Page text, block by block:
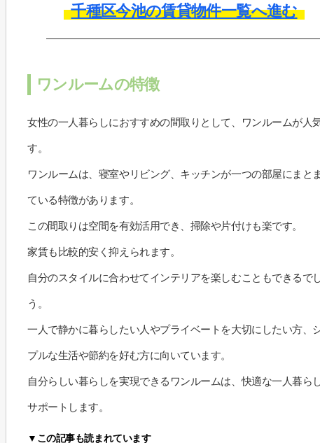
千種区今池の賃貸物件一覧へ進む
ワンルームの特徴
女性の一人暮らしにおすすめの間取りとして、ワンルームが人
す。
ワンルームは、寝室やリビング、キッチンが一つの部屋にまと
ている特徴があります。
この間取りは空間を有効活用でき、掃除や片付けも楽です。
家賃も比較的安く抑えられます。
自分のスタイルに合わせてインテリアを楽しむこともできるで
う。
一人で静かに暮らしたい人やプライベートを大切にしたい方、
プルな生活や節約を好む方に向いています。
自分らしい暮らしを実現できるワンルームは、快適な一人暮ら
サポートします。
▼この記事も読まれています